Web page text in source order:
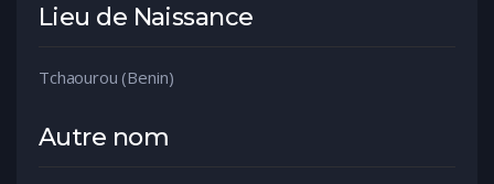
Lieu de Naissance
Tchaourou (Benin)
Autre nom